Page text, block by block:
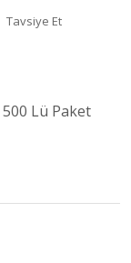
Tavsiye Et
Lü Paket